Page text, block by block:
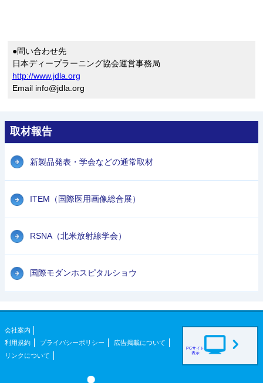
●問い合わせ先
日本ディープラーニング協会運営事務局
http://www.jdla.org
Email info@jdla.org
取材報告
新製品発表・学会などの通常取材
ITEM（国際医用画像総合展）
RSNA（北米放射線学会）
国際モダンホスピタルショウ
会社案内
利用規約
プライバシーポリシー
広告掲載について
リンクについて
PCサイト
表示